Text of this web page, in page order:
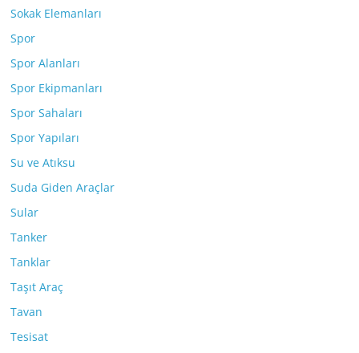
Sokak Elemanları
Spor
Spor Alanları
Spor Ekipmanları
Spor Sahaları
Spor Yapıları
Su ve Atıksu
Suda Giden Araçlar
Sular
Tanker
Tanklar
Taşıt Araç
Tavan
Tesisat